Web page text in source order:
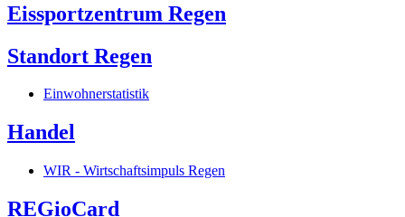
Eissportzentrum Regen
Standort Regen
Einwohnerstatistik
Handel
WIR - Wirtschaftsimpuls Regen
REGioCard